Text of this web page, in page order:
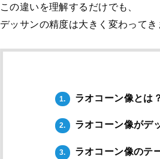
この違いを理解するだけでも、
デッサンの精度は大きく変わってき
1. ラオコーン像とは
2. ラオコーン像がデ
3. ラオコーン像のテ